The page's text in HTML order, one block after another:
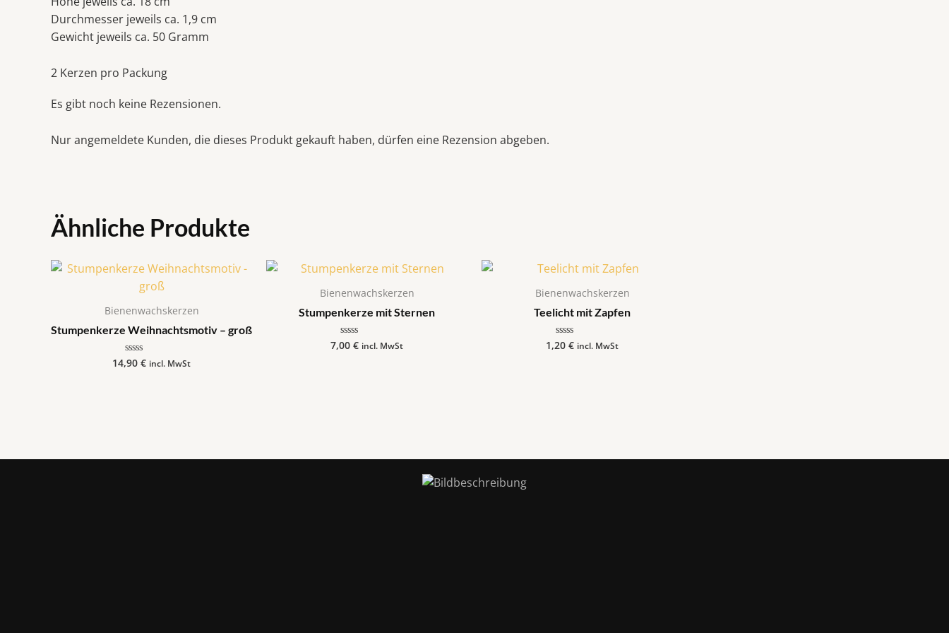
Durchmesser jeweils ca. 1,9 cm
Gewicht jeweils ca. 50 Gramm
2 Kerzen pro Packung
Es gibt noch keine Rezensionen.
Nur angemeldete Kunden, die dieses Produkt gekauft haben, dürfen eine Rezension abgeben.
Ähnliche Produkte
Bienenwachskerzen
Stumpenkerze Weihnachtsmotiv – groß
Bewertet
14,90 € incl. MwSt
Bienenwachskerzen
Stumpenkerze mit Sternen
Bewertet
7,00 € incl. MwSt
Bienenwachskerzen
Teelicht mit Zapfen
Bewertet
1,20 € incl. MwSt